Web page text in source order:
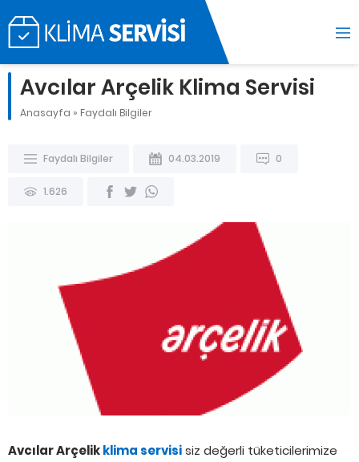
Avcılar Arçelik Klima Servisi
Anasayfa » Faydalı Bilgiler
Faydalı Bilgiler 04.03.2019 0
1.626
Avcılar Arçelikklima servisisiz değerli tüketicilerimize